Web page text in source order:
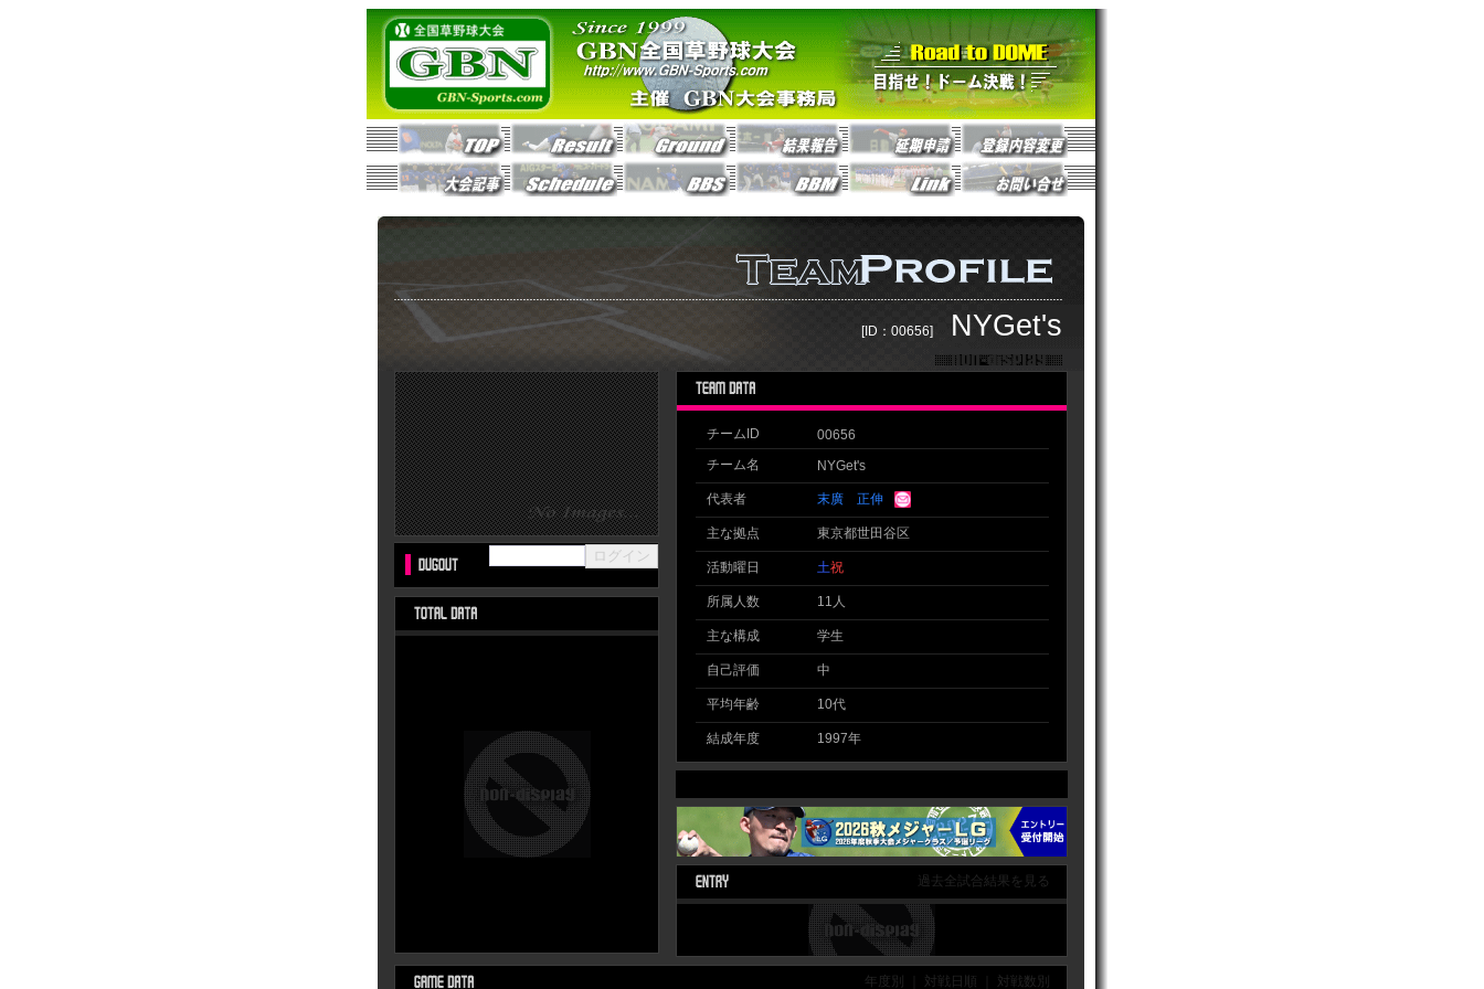
[ID：00656] NYGet's
チームID 00656
チーム名 NYGet's
代表者 末廣 正伸
主な拠点 東京都世田谷区
活動曜日 土祝
所属人数 11人
主な構成 学生
自己評価 中
平均年齢 10代
結成年度 1997年
過去全試合結果を見る
年度別 ｜ 対戦日順 ｜ 対戦数別